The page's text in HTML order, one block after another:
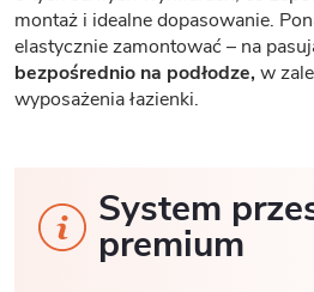
montaż i idealne dopasowanie.
elastycznie zamontować – na
bezpośrednio na podłodze,w
wyposażenia łazienki.
System
premium